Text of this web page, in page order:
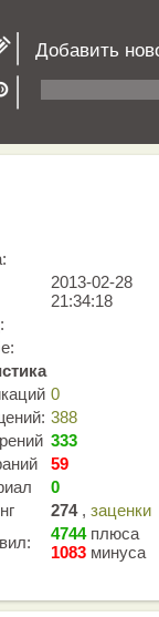
Добавить
2013-02-28
21:34:18
0
388
333
59
0
274 , заценки
4744плюса
1083 минуса